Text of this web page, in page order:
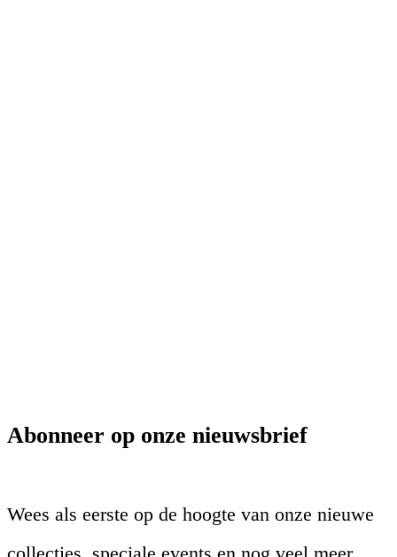
Abonneer op onze nieuwsbrief
Wees als eerste op de hoogte van onze nieuwe